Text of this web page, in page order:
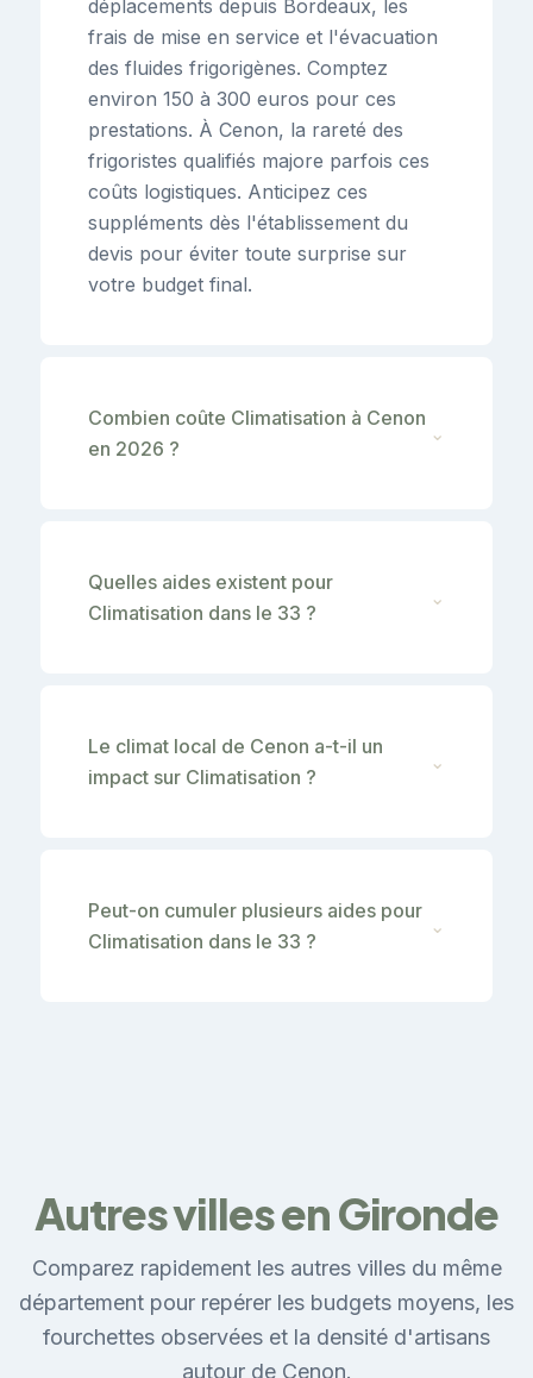
déplacements depuis Bordeaux, les
frais de mise en service et l'évacuation
des fluides frigorigènes. Comptez
environ 150 à 300 euros pour ces
prestations. À Cenon, la rareté des
frigoristes qualifiés majore parfois ces
coûts logistiques. Anticipez ces
suppléments dès l'établissement du
devis pour éviter toute surprise sur
votre budget final.
Combien coûte Climatisation à Cenon
en 2026 ?
⌄
Quelles aides existent pour
Climatisation dans le 33 ?
⌄
Le climat local de Cenon a-t-il un
impact sur Climatisation ?
⌄
Peut-on cumuler plusieurs aides pour
Climatisation dans le 33 ?
⌄
Autres villes en Gironde
Comparez rapidement les autres villes du même
département pour repérer les budgets moyens, les
fourchettes observées et la densité d'artisans
autour de Cenon.